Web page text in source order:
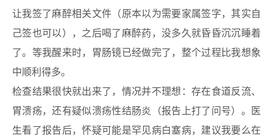
让我签了麻醉相关文件（原本以为需要家属签字，其实自
己签也可以），之后喝了麻醉药，没多久就昏昏沉沉睡着
了。等我醒来时，胃肠镜已经做完了，整个过程比我想象
中顺利得多。
检查结果很快就出来了，情况并不理想：存在食道反流、
胃溃疡，还有疑似溃疡性结肠炎（报告上打了问号）。医
生看了报告后，怀疑可能是罕见病白塞病，建议我要么在